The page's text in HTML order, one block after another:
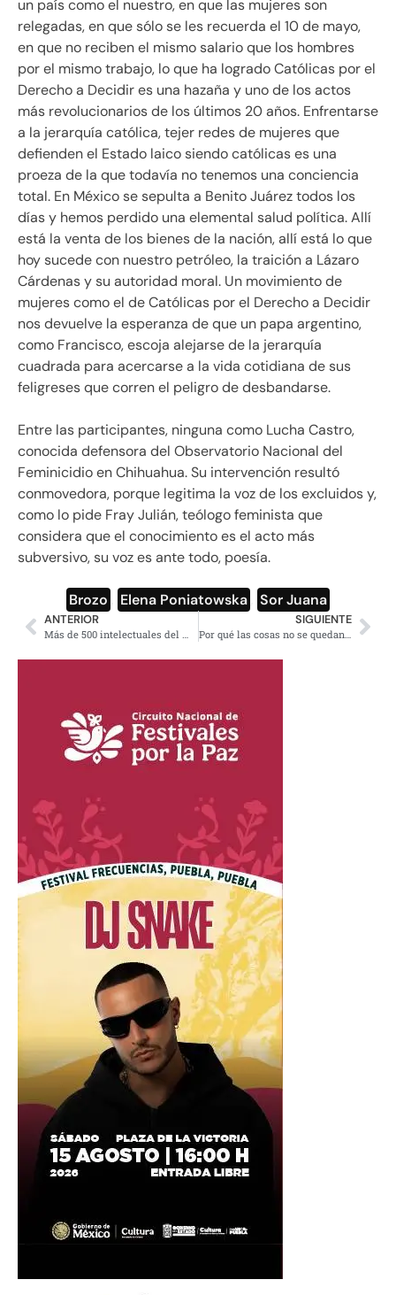
un país como el nuestro, en que las mujeres son
relegadas, en que sólo se les recuerda el 10 de mayo,
en que no reciben el mismo salario que los hombres
por el mismo trabajo, lo que ha logrado Católicas por el
Derecho a Decidir es una hazaña y uno de los actos
más revolucionarios de los últimos 20 años. Enfrentarse
a la jerarquía católica, tejer redes de mujeres que
defienden el Estado laico siendo católicas es una
proeza de la que todavía no tenemos una conciencia
total. En México se sepulta a Benito Juárez todos los
días y hemos perdido una elemental salud política. Allí
está la venta de los bienes de la nación, allí está lo que
hoy sucede con nuestro petróleo, la traición a Lázaro
Cárdenas y su autoridad moral. Un movimiento de
mujeres como el de Católicas por el Derecho a Decidir
nos devuelve la esperanza de que un papa argentino,
como Francisco, escoja alejarse de la jerarquía
cuadrada para acercarse a la vida cotidiana de sus
feligreses que corren el peligro de desbandarse.
Entre las participantes, ninguna como Lucha Castro,
conocida defensora del Observatorio Nacional del
Feminicidio en Chihuahua. Su intervención resultó
conmovedora, porque legitima la voz de los excluidos y,
como lo pide Fray Julián, teólogo feminista que
considera que el conocimiento es el acto más
subversivo, su voz es ante todo, poesía.
Brozo Elena Poniatowska Sor Juana
ANTERIOR
Más de 500 intelectuales del mundo condenan a Israel por ataque a Gaza
SIGUIENTE
Por qué las cosas no se quedan así